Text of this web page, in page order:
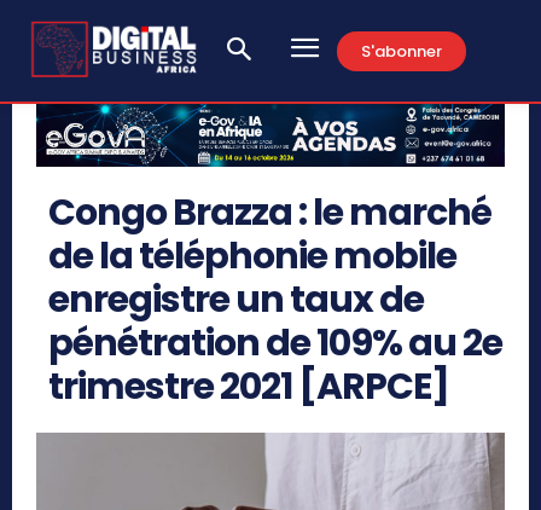
S'abonner
Congo Brazza : le marché
de la téléphonie mobile
enregistre un taux de
pénétration de 109% au 2e
trimestre 2021 [ARPCE]